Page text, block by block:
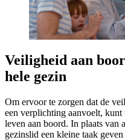
Veiligheid aan
hele gezin
Om ervoor te zorgen dat de
een verplichting aanvoelt,
leven aan boord. In plaats van
gezinslid een kleine taak